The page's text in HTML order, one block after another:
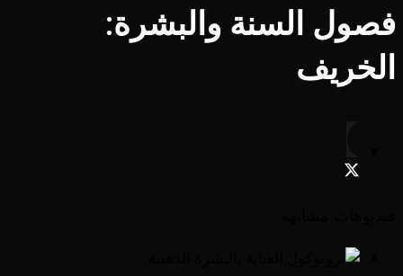
فصول السنة والبشرة:
الخريف